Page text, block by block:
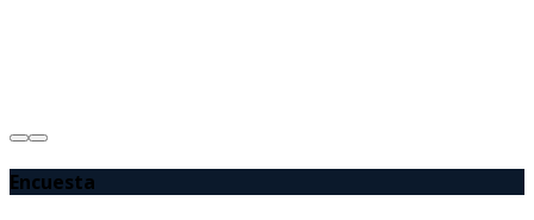
Encuesta